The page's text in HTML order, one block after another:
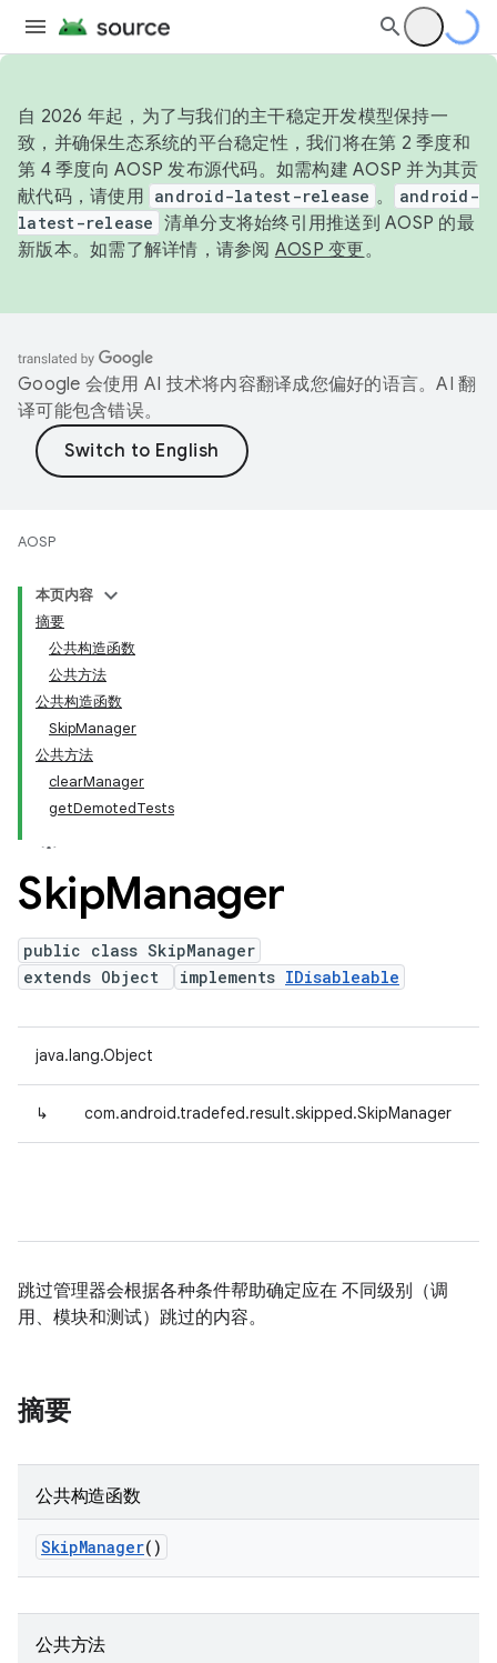
自 2026 年起，为了与我们的主干稳定开发模型保持一
致，并确保生态系统的平台稳定性，我们将在第 2 季度和
第 4 季度向 AOSP 发布源代码。如需构建 AOSP 并为其贡
献代码，请使用 android-latest-release 。
android-
latest-release 清单分支将始终引用推送到 AOSP 的最
新版本。如需了解详情，请参阅 AOSP 变更。
Google 会使用 AI 技术将内容翻译成您偏好的语言。AI 翻
译可能包含错误。
AOSP
本页内容
摘要
公共构造函数
公共方法
公共构造函数
SkipManager
公共方法
clearManager
getDemotedTests
SkipManager
public class SkipManager
extends Object
implements IDisableable
java.lang.Object
↳ com.android.tradefed.result.skipped.SkipManager
跳过管理器会根据各种条件帮助确定应在 不同级别（调
用、模块和测试）跳过的内容。
摘要
公共构造函数
SkipManager()
公共方法